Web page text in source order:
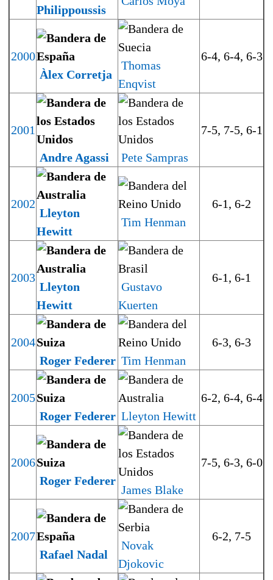
Philippoussis
2000
Àlex Corretja
Thomas
Enqvist
6-4, 6-4, 6-3
2001
Andre Agassi Pete Sampras
7-5, 7-5, 6-1
2002
Lleyton
Hewitt
Tim Henman
6-1, 6-2
2003
Lleyton
Hewitt
Gustavo
Kuerten
6-1, 6-1
2004
Roger Federer Tim Henman
6-3, 6-3
2005
Roger Federer Lleyton Hewitt
6-2, 6-4, 6-4
2006
Roger Federer
James Blake
7-5, 6-3, 6-0
2007
Rafael Nadal
Novak
Djokovic
6-2, 7-5